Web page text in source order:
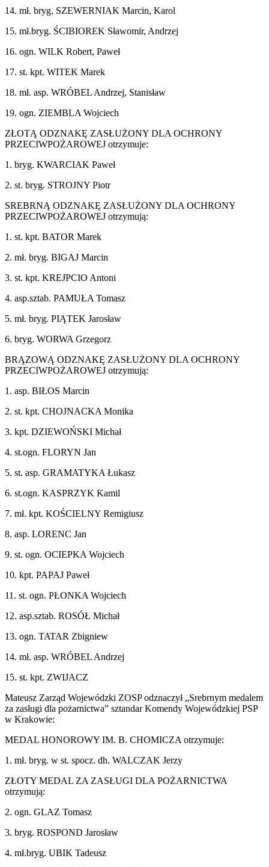
14. mł. bryg. SZEWERNIAK Marcin, Karol
15. mł.bryg. ŚCIBIOREK Sławomir, Andrzej
16. ogn. WILK Robert, Paweł
17. st. kpt. WITEK Marek
18. mł. asp. WRÓBEL Andrzej, Stanisław
19. ogn. ZIEMBLA Wojciech
ZŁOTĄ ODZNAKĘ ZASŁUŻONY DLA OCHRONY
PRZECIWPOŻAROWEJ otrzymuje:
1. bryg. KWARCIAK Paweł
2. st. bryg. STROJNY Piotr
SREBRNĄ ODZNAKĘ ZASŁUŻONY DLA OCHRONY
PRZECIWPOŻAROWEJ otrzymują:
1. st. kpt. BATOR Marek
2. mł. bryg. BIGAJ Marcin
3. st. kpt. KREJPCIO Antoni
4. asp.sztab. PAMUŁA Tomasz
5. mł. bryg. PIĄTEK Jarosław
6. bryg. WORWA Grzegorz
BRĄZOWĄ ODZNAKĘ ZASŁUŻONY DLA OCHRONY
PRZECIWPOŻAROWEJ otrzymują:
1. asp. BIŁOS Marcin
2. st. kpt. CHOJNACKA Monika
3. kpt. DZIEWOŃSKI Michał
4. st.ogn. FLORYN Jan
5. st. asp. GRAMATYKA Łukasz
6. st.ogn. KASPRZYK Kamil
7. mł. kpt. KOŚCIELNY Remigiusz
8. asp. LORENC Jan
9. st. ogn. OCIEPKA Wojciech
10. kpt. PAPAJ Paweł
11. st. ogn. PŁONKA Wojciech
12. asp.sztab. ROSÓŁ Michał
13. ogn. TATAR Zbigniew
14. mł. asp. WRÓBEL Andrzej
15. st. kpt. ZWIJACZ
Mateusz Zarząd Wojewódzki ZOSP odznaczył „Srebrnym medalem
za zasługi dla pożarnictwa” sztandar Komendy Wojewódzkiej PSP
w Krakowie:
MEDAL HONOROWY IM. B. CHOMICZA otrzymuje:
1. mł. bryg. w st. spocz. dh. WALCZAK Jerzy
ZŁOTY MEDAL ZA ZASŁUGI DLA POŻARNICTWA
otrzymują:
2. ogn. GLAZ Tomasz
3. bryg. ROSPOND Jarosław
4. mł.bryg. UBIK Tadeusz